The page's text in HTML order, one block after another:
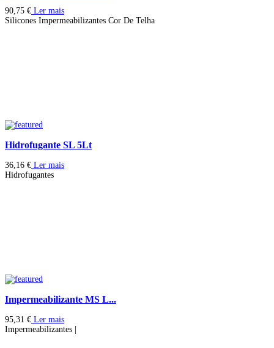
90,75 € Ler mais
Silicones Impermeabilizantes Cor De Telha
Hidrofugante SL 5Lt
36,16 € Ler mais
Hidrofugantes
Impermeabilizante MS L...
95,31 € Ler mais
Impermeabilizantes |